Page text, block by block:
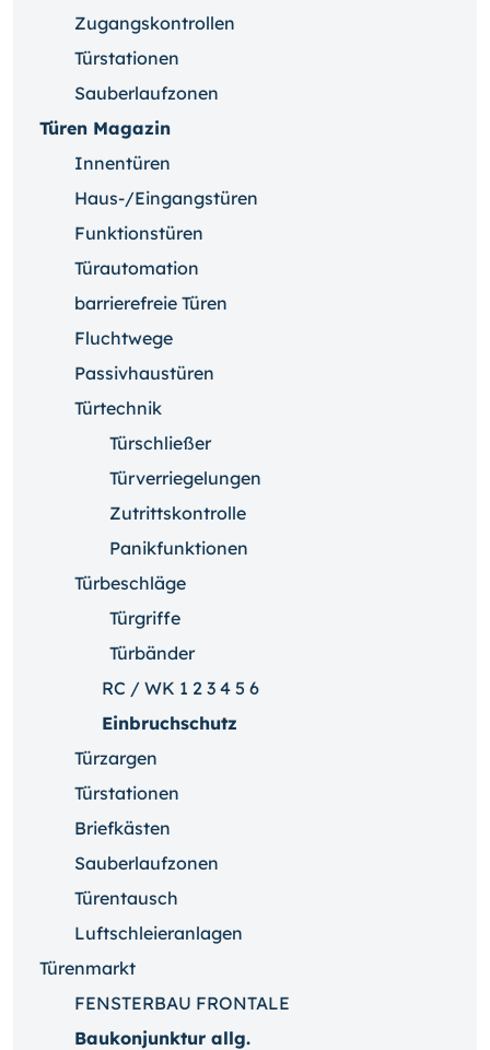
Zugangskontrollen
Türstationen
Sauberlaufzonen
Türen Magazin
Innentüren
Haus-/Eingangstüren
Funktionstüren
Türautomation
barrierefreie Türen
Fluchtwege
Passivhaustüren
Türtechnik
Türschließer
Türverriegelungen
Zutrittskontrolle
Panikfunktionen
Türbeschläge
Türgriffe
Türbänder
RC / WK 1 2 3 4 5 6
Einbruchschutz
Türzargen
Türstationen
Briefkästen
Sauberlaufzonen
Türentausch
Luftschleieranlagen
Türenmarkt
FENSTERBAU FRONTALE
Baukonjunktur allg.